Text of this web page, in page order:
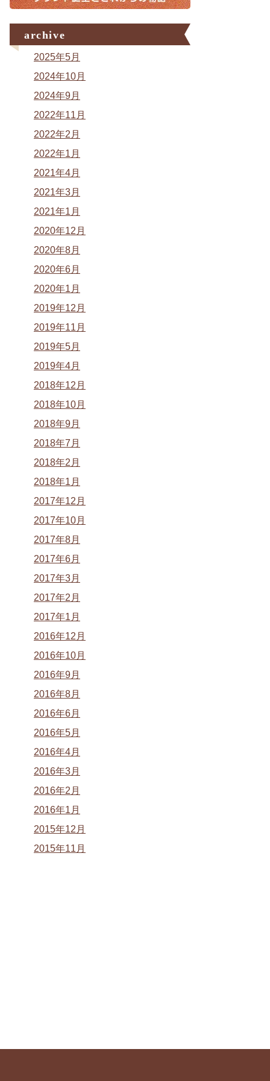
archive
2025年5月
2024年10月
2024年9月
2022年11月
2022年2月
2022年1月
2021年4月
2021年3月
2021年1月
2020年12月
2020年8月
2020年6月
2020年1月
2019年12月
2019年11月
2019年5月
2019年4月
2018年12月
2018年10月
2018年9月
2018年7月
2018年2月
2018年1月
2017年12月
2017年10月
2017年8月
2017年6月
2017年3月
2017年2月
2017年1月
2016年12月
2016年10月
2016年9月
2016年8月
2016年6月
2016年5月
2016年4月
2016年3月
2016年2月
2016年1月
2015年12月
2015年11月